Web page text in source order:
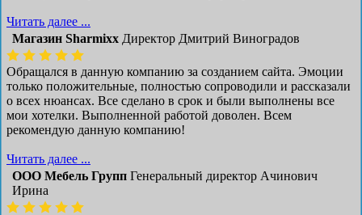
Читать далее ...
Магазин Sharmixx Директор Дмитрий Виноградов
Обращался в данную компанию за созданием сайта. Эмоции
только положительные, полностью сопроводили и рассказали
о всех нюансах. Все сделано в срок и были выполнены все
мои хотелки. Выполненной работой доволен. Всем
рекомендую данную компанию!
Читать далее ...
ООО Мебель Групп Генеральный директор Ачинович
Ирина